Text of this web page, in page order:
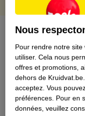
À propos de ce
Informations
Informations
Nature Impact
Nous
Pour rendre notre
utiliser. Cela nous
offres et promotions,
dehors de Kruidvat.be.
acceptez. Vous
préférences. Pour en
données, veuillez